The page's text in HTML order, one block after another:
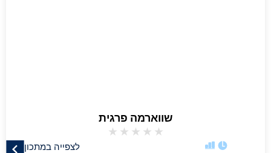
שווארמה פרגית
★
★
★
★
★
לצפייה במתכון